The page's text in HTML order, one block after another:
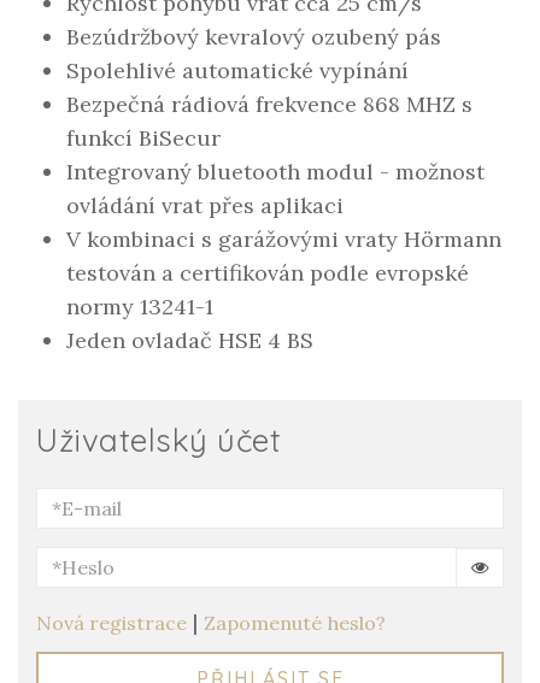
Uživatelský účet
Nová registrace | Zapomenuté heslo?
PŘIHLÁSIT SE
Bezúdržbový kevralový ozubený pás
Spolehlivé automatické vypínání
Bezpečná rádiová frekvence 868 MHZ s
funkcí BiSecur
Integrovaný bluetooth modul - možnost
ovládání vrat přes aplikaci
V kombinaci s garážovými vraty Hörmann
testován a certifikován podle evropské
normy 13241-1
Jeden ovladač HSE 4 BS